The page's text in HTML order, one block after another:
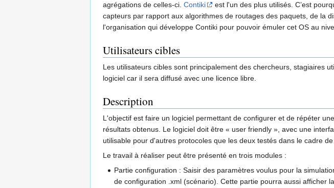
agrégations de celles-ci. Contiki est l'un des plus utilisés. C’est
capteurs par rapport aux algorithmes de routages des paquets, de la
l'organisation qui développe Contiki pour pouvoir émuler cet OS au
Utilisateurs cibles
Les utilisateurs cibles sont principalement des chercheurs, stagiaires
logiciel car il sera diffusé avec une licence libre.
Description
L'objectif est faire un logiciel permettant de configurer et de répéter
résultats obtenus. Le logiciel doit être « user friendly », avec une
utilisable pour d'autres protocoles que les deux testés dans le cadre
Le travail à réaliser peut être présenté en trois modules :
Partie configuration : Saisir des paramètres voulus pour la
de configuration .xml (scénario). Cette partie pourra aussi afficher